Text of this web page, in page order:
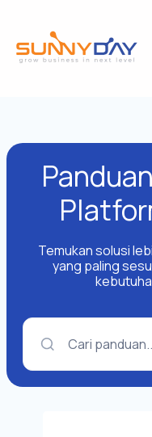
konten
Temukan solusi
yang paling
Cari